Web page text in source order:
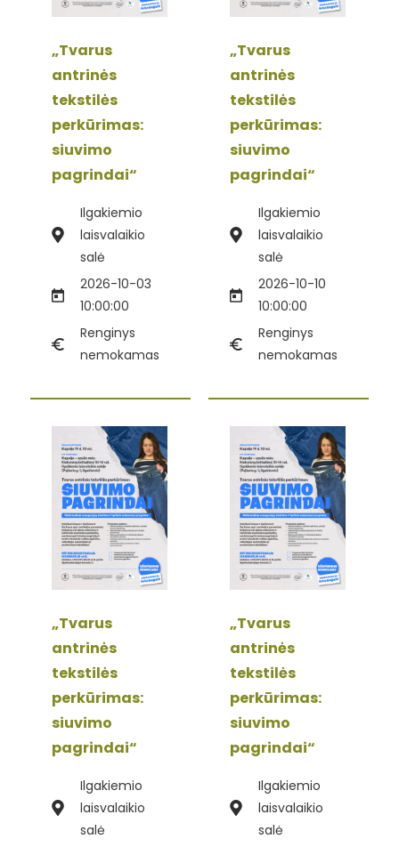
„Tvarus
antrinės
tekstilės
perkūrimas:
siuvimo
pagrindai“
Ilgakiemio
laisvalaikio
salė
2026-10-03
10:00:00
Renginys
nemokamas
„Tvarus
antrinės
tekstilės
perkūrimas:
siuvimo
pagrindai“
Ilgakiemio
laisvalaikio
salė
2026-10-10
10:00:00
Renginys
nemokamas
„Tvarus
antrinės
tekstilės
perkūrimas:
siuvimo
pagrindai“
Ilgakiemio
laisvalaikio
salė
„Tvarus
antrinės
tekstilės
perkūrimas:
siuvimo
pagrindai“
Ilgakiemio
laisvalaikio
salė